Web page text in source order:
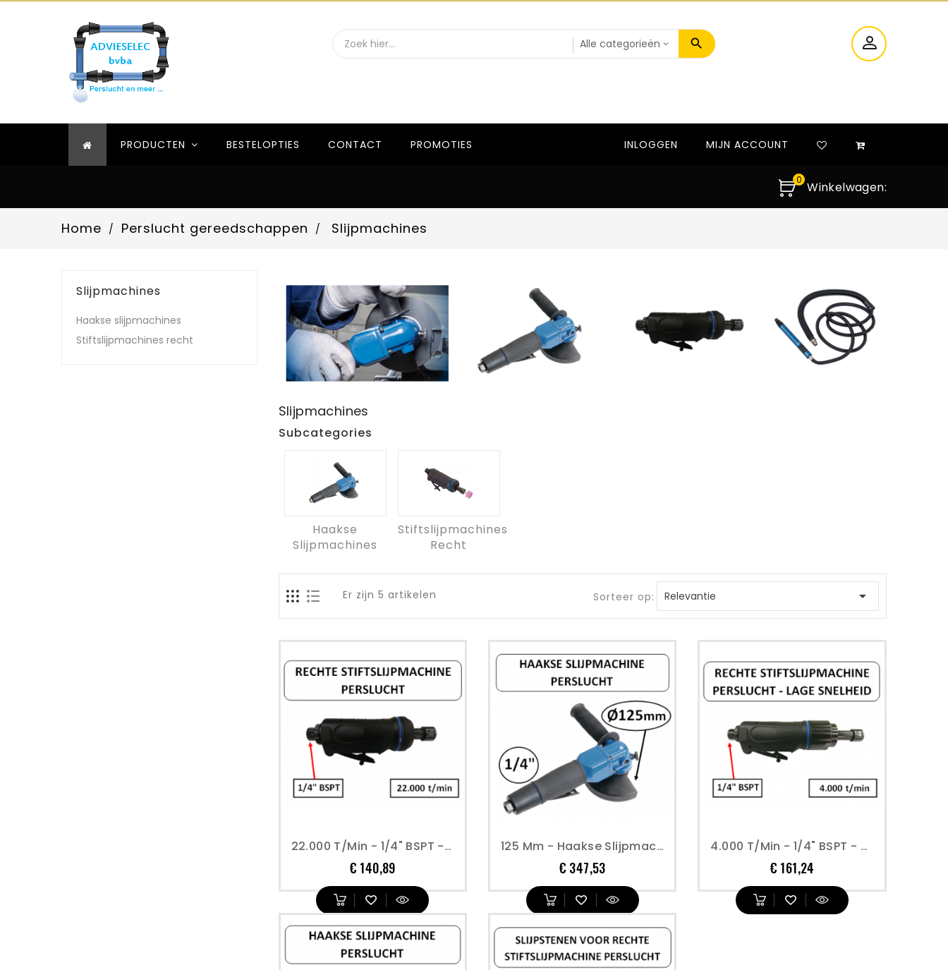
PRODUCTEN BESTELOPTIES CONTACT PROMOTIES MIJN ACCOUNT
INLOGGEN
Winkelwagen:
0
Home Perslucht gereedschappen Slijpmachines
Slijpmachines
Haakse slijpmachines
Stiftslijpmachines recht
Slijpmachines
Subcategories
Haakse
Slijpmachines
Stiftslijpmachines
Recht
Er zijn 5 artikelen Sorteer op: Relevantie 
22.000 T/min - 1/4" BSPT - Rechte Stiftslijpmachine - Perslucht
€ 140,89Prijs
125 Mm - Haakse Slijpmachine - Perslucht
€ 347,53Prijs
4.000 T/min - 1/4" BSPT - Rechte Stiftslijpmachine - Perslucht
€ 161,24